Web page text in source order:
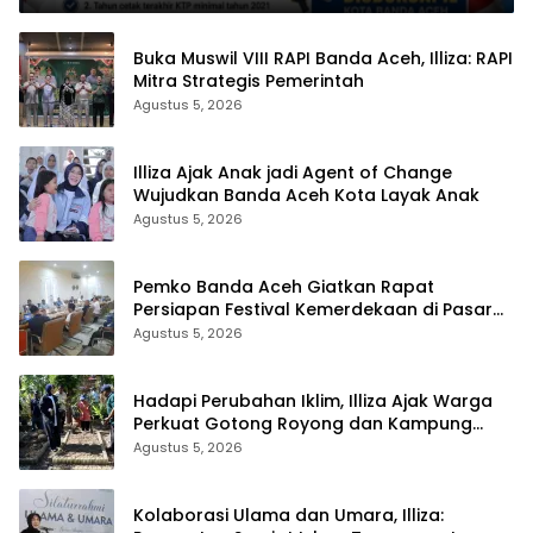
Buka Muswil VIII RAPI Banda Aceh, Illiza: RAPI
Mitra Strategis Pemerintah
Agustus 5, 2026
Illiza Ajak Anak jadi Agent of Change
Wujudkan Banda Aceh Kota Layak Anak
Agustus 5, 2026
Pemko Banda Aceh Giatkan Rapat
Persiapan Festival Kemerdekaan di Pasar
Atjeh
Agustus 5, 2026
Hadapi Perubahan Iklim, Illiza Ajak Warga
Perkuat Gotong Royong dan Kampung
Proklim
Agustus 5, 2026
Kolaborasi Ulama dan Umara, Illiza: